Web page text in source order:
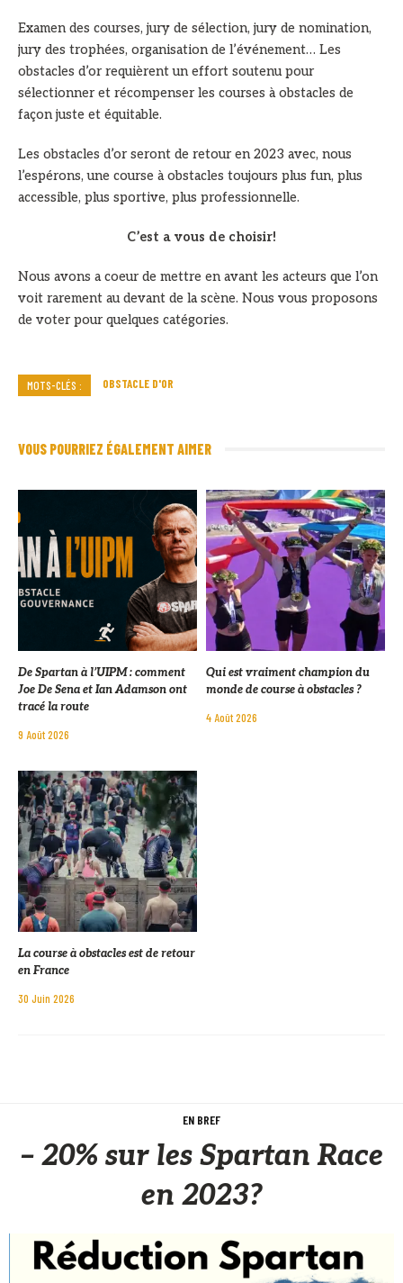
Examen des courses, jury de sélection, jury de nomination,
jury des trophées, organisation de l’événement… Les
obstacles d’or requièrent un effort soutenu pour
sélectionner et récompenser les courses à obstacles de
façon juste et équitable.
Les obstacles d’or seront de retour en 2023 avec, nous
l’espérons, une course à obstacles toujours plus fun, plus
accessible, plus sportive, plus professionnelle.
C’est a vous de choisir!
Nous avons a coeur de mettre en avant les acteurs que l’on
voit rarement au devant de la scène. Nous vous proposons
de voter pour quelques catégories.
MOTS-CLÉS : OBSTACLE D'OR
VOUS POURRIEZ ÉGALEMENT AIMER
De Spartan à l’UIPM : comment
Joe De Sena et Ian Adamson ont
tracé la route
9 Août 2026
Qui est vraiment champion du
monde de course à obstacles ?
4 Août 2026
La course à obstacles est de retour
en France
30 Juin 2026
EN BREF
– 20% sur les Spartan Race
en 2023?